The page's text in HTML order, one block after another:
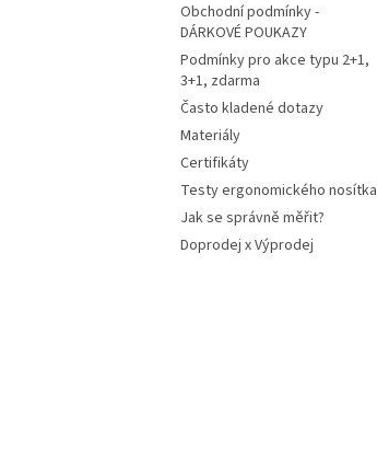
Obchodní podmínky -
DÁRKOVÉ POUKAZY
Podmínky pro akce typu 2+1,
3+1, zdarma
Často kladené dotazy
Materiály
Certifikáty
Testy ergonomického nosítka
Jak se správně měřit?
Doprodej x Výprodej